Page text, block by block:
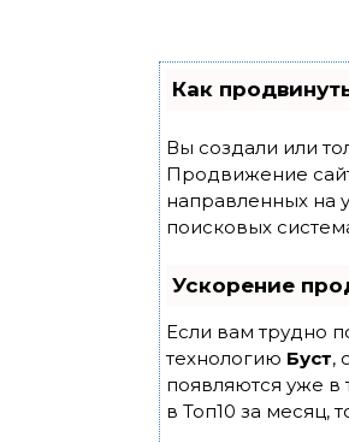
Как
Вы создали или
Продвижение
направленных на
поисковых
Ускорение
Если вам трудно
технологию Буст,
появляются уже в
в Топ10 за месяц,